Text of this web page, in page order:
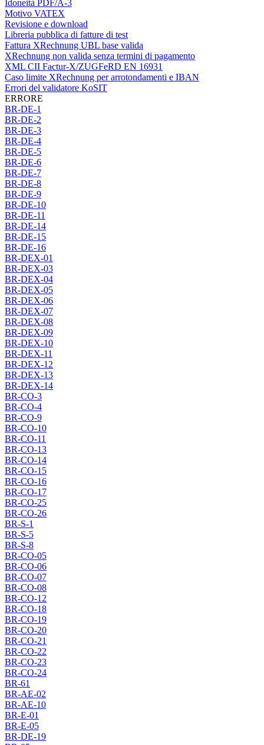
Idoneità PDF/A-3
Motivo VATEX
Revisione e download
Libreria pubblica di fatture di test
Fattura XRechnung UBL base valida
XRechnung non valida senza termini di pagamento
XML CII Factur-X/ZUGFeRD EN 16931
Caso limite XRechnung per arrotondamenti e IBAN
Errori del validatore KoSIT
ERRORE
BR-DE-1
BR-DE-2
BR-DE-3
BR-DE-4
BR-DE-5
BR-DE-6
BR-DE-7
BR-DE-8
BR-DE-9
BR-DE-10
BR-DE-11
BR-DE-14
BR-DE-15
BR-DE-16
BR-DEX-01
BR-DEX-03
BR-DEX-04
BR-DEX-05
BR-DEX-06
BR-DEX-07
BR-DEX-08
BR-DEX-09
BR-DEX-10
BR-DEX-11
BR-DEX-12
BR-DEX-13
BR-DEX-14
BR-CO-3
BR-CO-4
BR-CO-9
BR-CO-10
BR-CO-11
BR-CO-13
BR-CO-14
BR-CO-15
BR-CO-16
BR-CO-17
BR-CO-25
BR-CO-26
BR-S-1
BR-S-5
BR-S-8
BR-CO-05
BR-CO-06
BR-CO-07
BR-CO-08
BR-CO-12
BR-CO-18
BR-CO-19
BR-CO-20
BR-CO-21
BR-CO-22
BR-CO-23
BR-CO-24
BR-61
BR-AE-02
BR-AE-10
BR-E-01
BR-E-05
BR-DE-19